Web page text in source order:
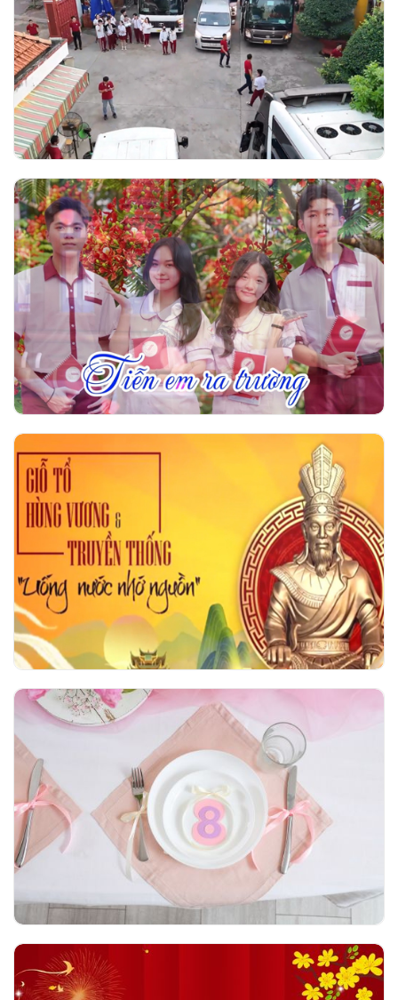
học sinh khối 12 đến các hội đồng thi tốt
nghiệp THPT 2026
Video nhạc Tiễn em ra trường - Thơ Phạm
Thị Thúy Vĩnh
Giỗ tổ Hùng Vương và Truyền thống uống
nước nhớ nguồn
Hội thi Duyên dáng áo dài Ngô Thời Nhiệm
2026 - Tri ân vẻ đẹp người giáo viên nhân
ngày 08/03/2026